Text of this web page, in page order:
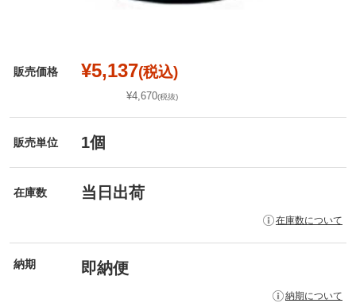
販売価格 ¥5,137(税込)
¥4,670(税抜)
販売単位 1個
在庫数 当日出荷
在庫数について
納期 即納便
納期について